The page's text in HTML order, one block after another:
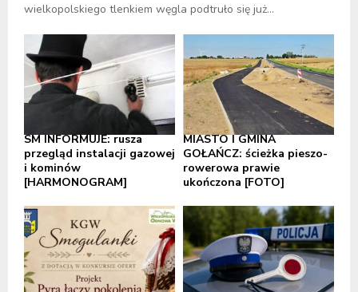
wielkopolskiego tlenkiem węgla podtruło się już...
SM INFORMUJE: rusza
przegląd instalacji gazowej
i kominów
[HARMONOGRAM]
MIASTO I GMINA
GOŁAŃCZ: ścieżka pieszo-
rowerowa prawie
ukończona [FOTO]